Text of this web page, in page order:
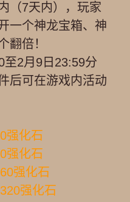
（7天内），玩家
一个神龙宝箱、神
翻倍！
至2月9日23:59分
后可在游戏内活动
强化石
强化石
强化石
强化石